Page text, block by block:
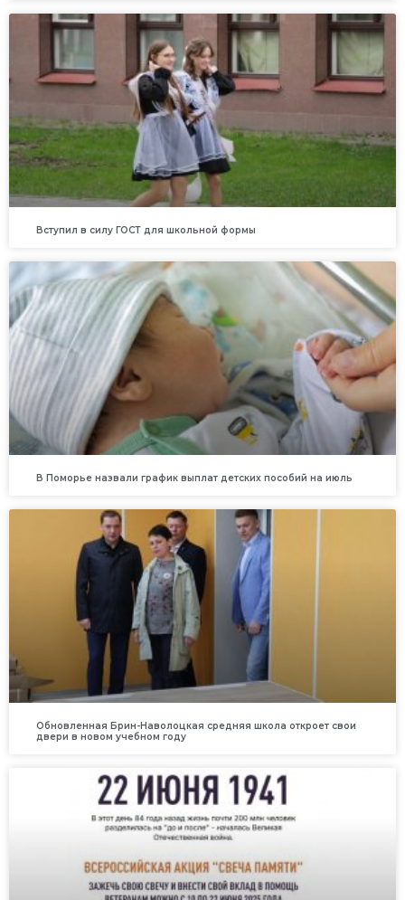
Вступил в силу ГОСТ для школьной формы
В Поморье назвали график выплат детских пособий на июль
Обновленная Брин-Наволоцкая средняя школа откроет свои
двери в новом учебном году